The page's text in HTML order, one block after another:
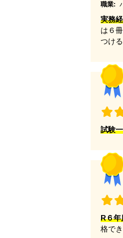
職業:
実務
は６
つけ
試験
R６年
格で